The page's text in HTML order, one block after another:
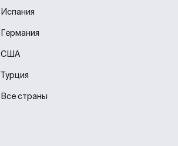
Испания
Германия
США
Турция
Все страны